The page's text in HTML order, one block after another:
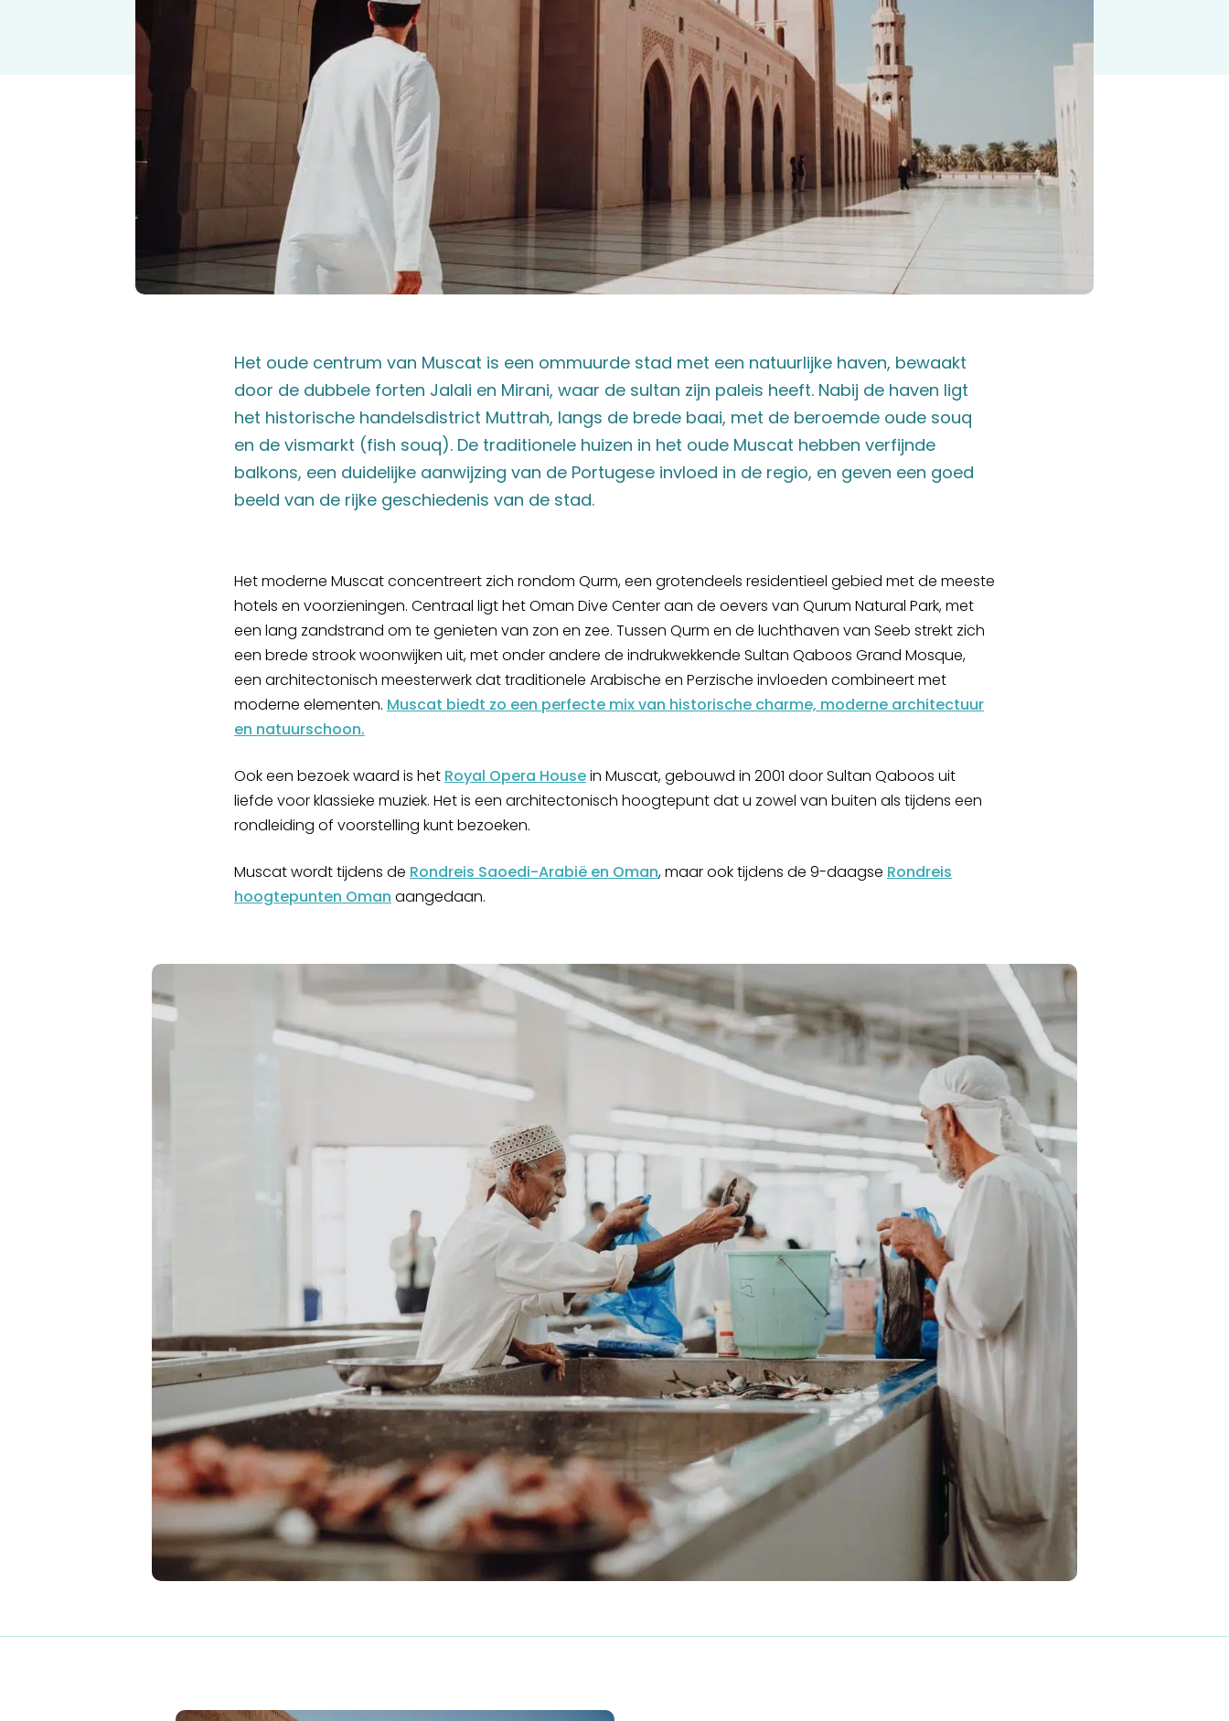
Het oude centrum van Muscat is een ommuurde stad met een natuurlijke haven, bewaakt
door de dubbele forten Jalali en Mirani, waar de sultan zijn paleis heeft. Nabij de haven ligt
het historische handelsdistrict Muttrah, langs de brede baai, met de beroemde oude souq
en de vismarkt (fish souq). De traditionele huizen in het oude Muscat hebben verfijnde
balkons, een duidelijke aanwijzing van de Portugese invloed in de regio, en geven een goed
beeld van de rijke geschiedenis van de stad.
Het moderne Muscat concentreert zich rondom Qurm, een grotendeels residentieel gebied met de meeste
hotels en voorzieningen. Centraal ligt het Oman Dive Center aan de oevers van Qurum Natural Park, met
een lang zandstrand om te genieten van zon en zee. Tussen Qurm en de luchthaven van Seeb strekt zich
een brede strook woonwijken uit, met onder andere de indrukwekkende Sultan Qaboos Grand Mosque,
een architectonisch meesterwerk dat traditionele Arabische en Perzische invloeden combineert met
moderne elementen. Muscat biedt zo een perfecte mix van historische charme, moderne architectuur
en natuurschoon.
Ook een bezoek waard is het Royal Opera Housein Muscat, gebouwd in 2001 door Sultan Qaboos uit
liefde voor klassieke muziek. Het is een architectonisch hoogtepunt dat u zowel van buiten als tijdens een
rondleiding of voorstelling kunt bezoeken.
Muscat wordt tijdens de Rondreis Saoedi-Arabië en Oman, maar ook tijdens de 9-daagse Rondreis
hoogtepunten Oman aangedaan.